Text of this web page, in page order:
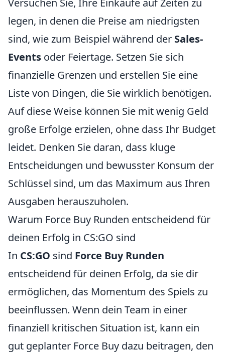
Versuchen Sie, Ihre Einkäufe auf Zeiten zu
legen, in denen die Preise am niedrigsten
sind, wie zum Beispiel während der Sales-
Events oder Feiertage. Setzen Sie sich
finanzielle Grenzen und erstellen Sie eine
Liste von Dingen, die Sie wirklich benötigen.
Auf diese Weise können Sie mit wenig Geld
große Erfolge erzielen, ohne dass Ihr Budget
leidet. Denken Sie daran, dass kluge
Entscheidungen und bewusster Konsum der
Schlüssel sind, um das Maximum aus Ihren
Ausgaben herauszuholen.
Warum Force Buy Runden entscheidend für
deinen Erfolg in CS:GO sind
In CS:GO sind Force Buy Runden
entscheidend für deinen Erfolg, da sie dir
ermöglichen, das Momentum des Spiels zu
beeinflussen. Wenn dein Team in einer
finanziell kritischen Situation ist, kann ein
gut geplanter Force Buy dazu beitragen, den